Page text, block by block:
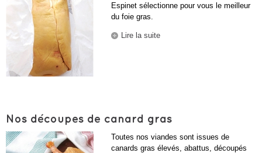
Espinet sélectionne pour vous le meilleur
du foie gras.
Lire la suite
Nos découpes de canard gras
Toutes nos viandes sont issues de
canards gras élevés, abattus, découpés